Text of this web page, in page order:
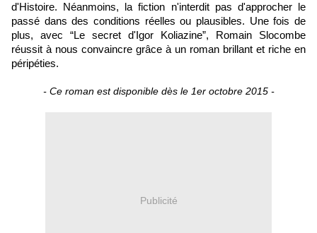
d'Histoire. Néanmoins, la fiction n'interdit pas d'approcher le
passé dans des conditions réelles ou plausibles. Une fois de
plus, avec “Le secret d'Igor Koliazine”, Romain Slocombe
réussit à nous convaincre grâce à un roman brillant et riche en
péripéties.
- Ce roman est disponible dès le 1er octobre 2015 -
Publicité